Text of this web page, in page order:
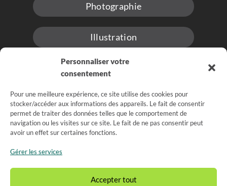
Personnaliser votre
consentement
Pour une meilleure expérience, ce site utilise des cookies pour
stocker/accéder aux informations des appareils. Le fait de consentir
permet de traiter des données telles que le comportement de
navigation ou les visites sur ce site. Le fait de ne pas consentir peut
avoir un effet sur certaines fonctions.
Gérer les services
Accepter tout
Photographie
Illustration
Mentions légales Politique de Confidentialité